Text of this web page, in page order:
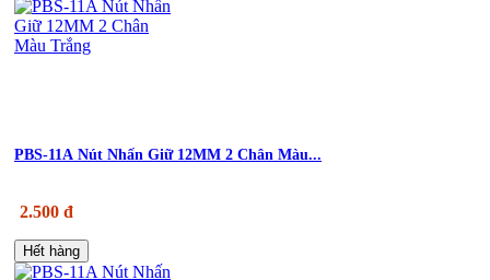
PBS-11A Nút Nhấn Giữ 12MM 2 Chân Màu...
2.500 đ
Hết hàng